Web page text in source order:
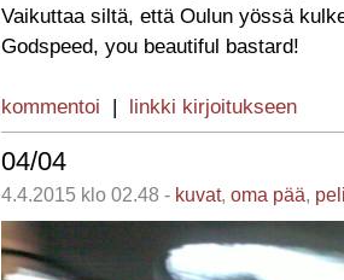
Vaikuttaa siltä, että Oulun yössä
Godspeed, you beautiful bastard!
kommentoi | linkki kirjoitukseen
04/04
4.4.2015 klo 02.48 - kuvat, oma pää,